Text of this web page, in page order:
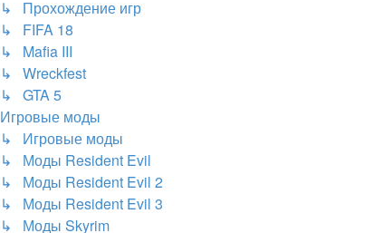
↳ Прохождение игр
↳ FIFA 18
↳ Mafia III
↳ Wreckfest
↳ GTA 5
Игровые моды
↳ Игровые моды
↳ Моды Resident Evil
↳ Моды Resident Evil 2
↳ Моды Resident Evil 3
↳ Моды Skyrim